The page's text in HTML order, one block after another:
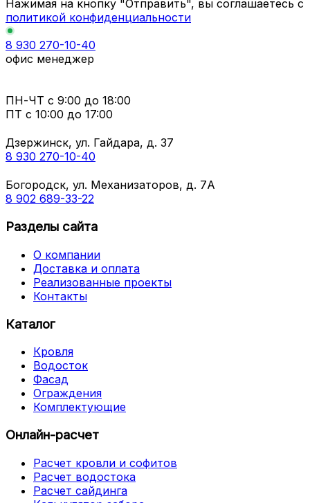
Нажимая на кнопку "Отправить", вы соглашаетесь с
политикой конфиденциальности
8 930 270-10-40
офис менеджер
ПН-ЧТ с 9:00 до 18:00
ПТ с 10:00 до 17:00
Дзержинск, ул. Гайдара, д. 37
8 930 270-10-40
Богородск, ул. Механизаторов, д. 7А
8 902 689-33-22
Разделы сайта
О компании
Доставка и оплата
Реализованные проекты
Контакты
Каталог
Кровля
Водосток
Фасад
Ограждения
Комплектующие
Онлайн-расчет
Расчет кровли и софитов
Расчет водостока
Расчет сайдинга